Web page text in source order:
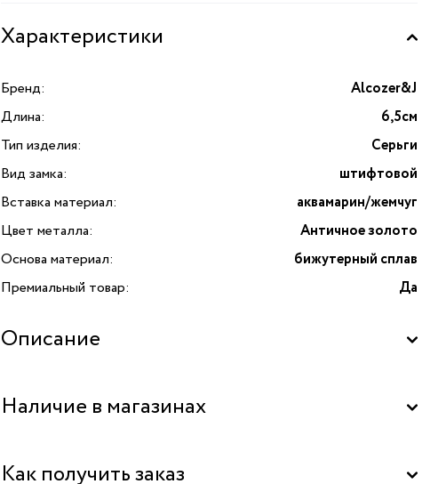
Характеристики
Бренд:
Alcozer&J
Длина:
6,5см
Тип изделия:
Серьги
Вид замка:
штифтовой
Вставка материал:
аквамарин/жемчуг
Цвет металла:
Античное золото
Основа материал:
бижутерный сплав
Премиальный товар:
Да
Описание
идеальное сочетание изысканности, итальянского стиля
и премиальное качество. Основу сережек составляет прочный
Наличие в магазинах
Бутик "La Nature" в ТРК "FORT", Москва
Как получить заказ